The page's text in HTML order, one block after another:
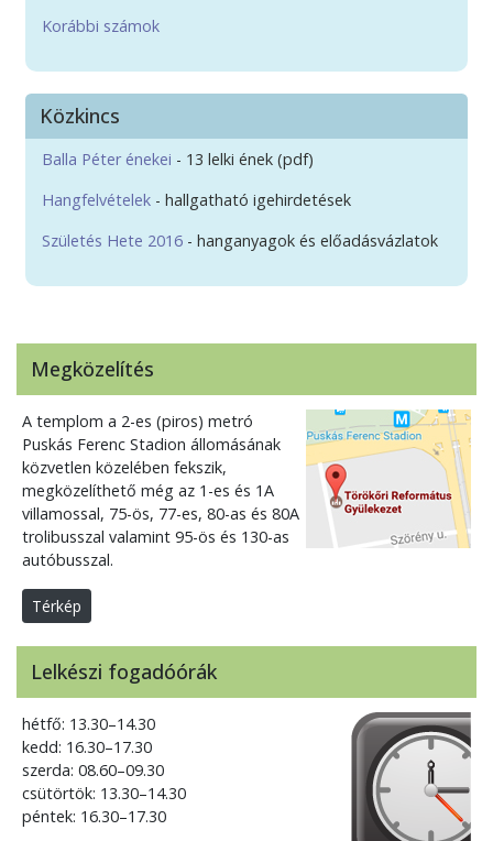
Korábbi számok
Közkincs
Balla Péter énekei - 13 lelki ének (pdf)
Hangfelvételek - hallgatható igehirdetések
Születés Hete 2016 - hanganyagok és előadásvázlatok
Megközelítés
A templom a 2-es (piros) metró
Puskás Ferenc Stadion állomásának
közvetlen közelében fekszik,
megközelíthető még az 1-es és 1A
villamossal, 75-ös, 77-es, 80-as és 80A
trolibusszal valamint 95-ös és 130-as
autóbusszal.
Térkép
Lelkészi fogadóórák
hétfő: 13.30–14.30
kedd: 16.30–17.30
szerda: 08.60–09.30
csütörtök: 13.30–14.30
péntek: 16.30–17.30